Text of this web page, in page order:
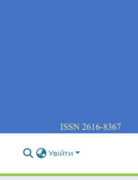
Увійти